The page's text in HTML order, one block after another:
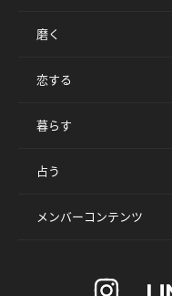
磨く
恋する
暮らす
占う
メンバーコンテンツ